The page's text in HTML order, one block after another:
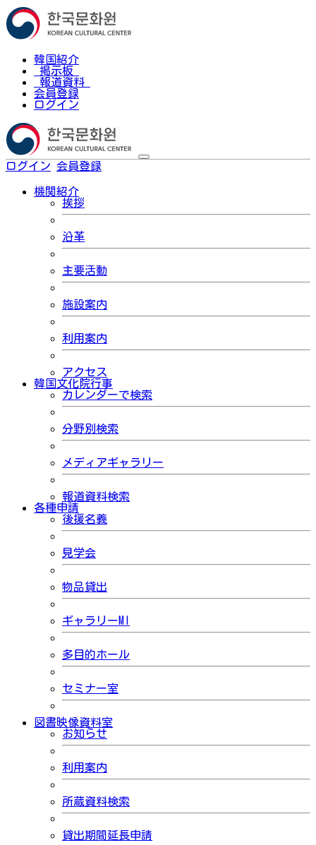
韓国紹介
掲示板
報道資料
会員登録
ログイン
ログイン 会員登録
機関紹介
挨拶
沿革
主要活動
施設案内
利用案内
アクセス
韓国文化院行事
カレンダーで検索
分野別検索
メディアギャラリー
報道資料検索
各種申請
後援名義
見学会
物品貸出
ギャラリーMI
多目的ホール
セミナー室
図書映像資料室
お知らせ
利用案内
所蔵資料検索
貸出期間延長申請